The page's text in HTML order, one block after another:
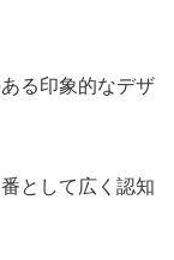
る印象的なデザ
として広く認知